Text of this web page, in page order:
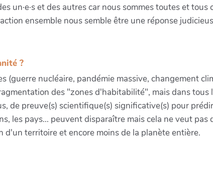
un·e·s et des autres car nous sommes toutes et
ensemble nous semble être une réponse
?
(guerre nucléaire, pandémie massive, changement
des "zones d'habitabilité", mais dans
de preuve(s) scientifique(s) significative(s) pour
les pays... peuvent disparaître mais cela ne veut
territoire et encore moins de la planète entière.